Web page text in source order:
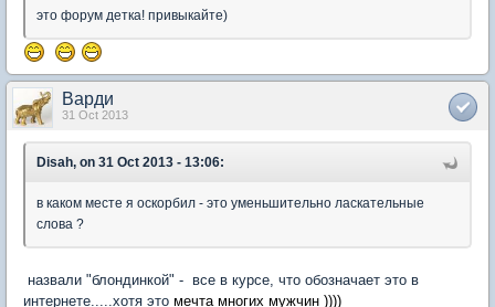
это форум детка! привыкайте)
Варди
31 Oct 2013
Disah, on 31 Oct 2013 - 13:06:
в каком месте я оскорбил - это уменьшительно ласкательные
слова ?
назвали "блондинкой" - все в курсе, что обозначает это в
интернете.....хотя это мечта многих мужчин ))))